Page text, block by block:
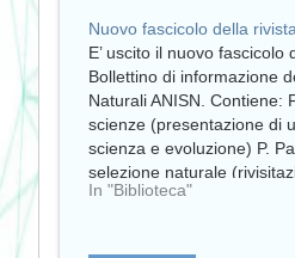
Nuovo fascicolo della
E’ uscito il nuovo fascicolo
Bollettino di informazione
Naturali ANISN. Contiene:
scienze (presentazione di
scienza e evoluzione) P.
selezione naturale
In "Biblioteca"